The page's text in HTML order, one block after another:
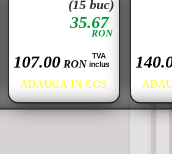
35.67
RON
107.00RON
TVA
inclus
(15 buc)